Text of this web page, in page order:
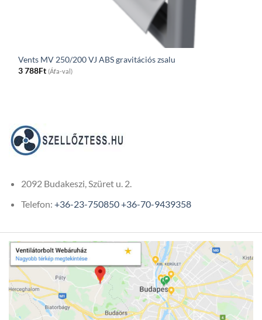
Vents MV 250/200 VJ ABS gravitációs zsalu
3 788Ft (Áfa-val)
2092 Budakeszi, Szüret u. 2.
Telefon: +36-23-750850+36-70-9439358